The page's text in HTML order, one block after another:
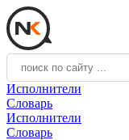
Исполнители
Словарь
Исполнители
Словарь